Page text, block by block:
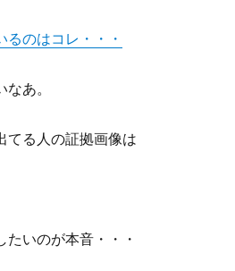
のはコレ・・・
あ。
てる人の証拠画像は
いのが本音・・・